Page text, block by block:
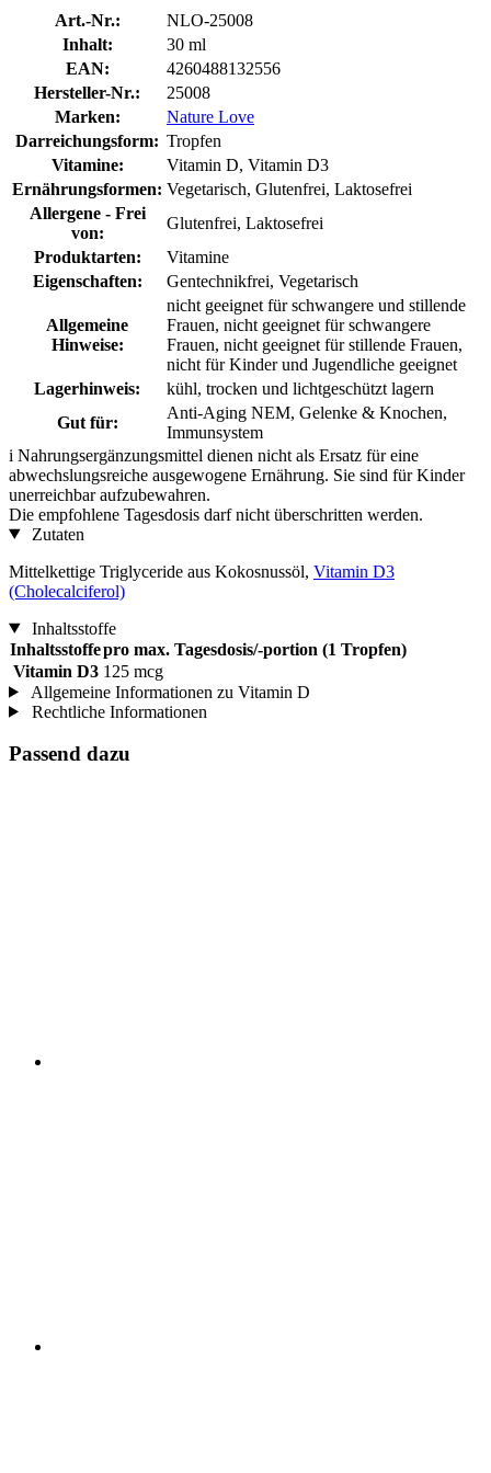
Art.-Nr.:
NLO-25008
Inhalt:
30 ml
EAN:
4260488132556
Hersteller-Nr.:
25008
Marken:
Nature Love
Darreichungsform: Tropfen
Vitamine:
Vitamin D, Vitamin D3
Ernährungsformen: Vegetarisch, Glutenfrei, Laktosefrei
Allergene - Frei
von:
Glutenfrei, Laktosefrei
Produktarten:
Vitamine
Eigenschaften:
Gentechnikfrei, Vegetarisch
Allgemeine
Hinweise:
nicht geeignet für schwangere und stillende
Frauen, nicht geeignet für schwangere
Frauen, nicht geeignet für stillende Frauen,
nicht für Kinder und Jugendliche geeignet
Lagerhinweis:
kühl, trocken und lichtgeschützt lagern
Gut für:
Anti-Aging NEM, Gelenke & Knochen,
Immunsystem
i Nahrungsergänzungsmittel dienen nicht als Ersatz für eine
abwechslungsreiche ausgewogene Ernährung. Sie sind für Kinder
unerreichbar aufzubewahren.
Die empfohlene Tagesdosis darf nicht überschritten werden.
Zutaten
Mittelkettige Triglyceride aus Kokosnussöl, Vitamin D3
(Cholecalciferol)
Inhaltsstoffe
Inhaltsstoffepro max. Tagesdosis/-portion (1 Tropfen)
Vitamin D3 125 mcg
Allgemeine Informationen zu Vitamin D
Rechtliche Informationen
Passend dazu